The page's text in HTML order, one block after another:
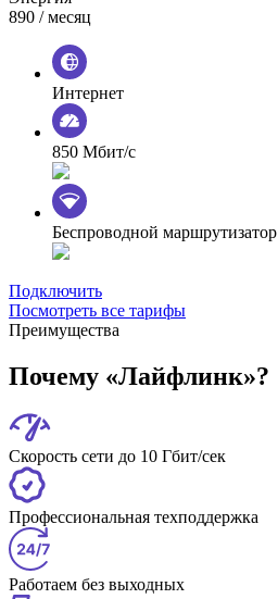
890 / месяц
Интернет
850 Мбит/с
Беспроводной маршрутизатор
Подключить
Посмотреть все тарифы
Преимущества
Почему «Лайфлинк»?
Скорость сети до 10 Гбит/сек
Профессиональная техподдержка
Работаем без выходных